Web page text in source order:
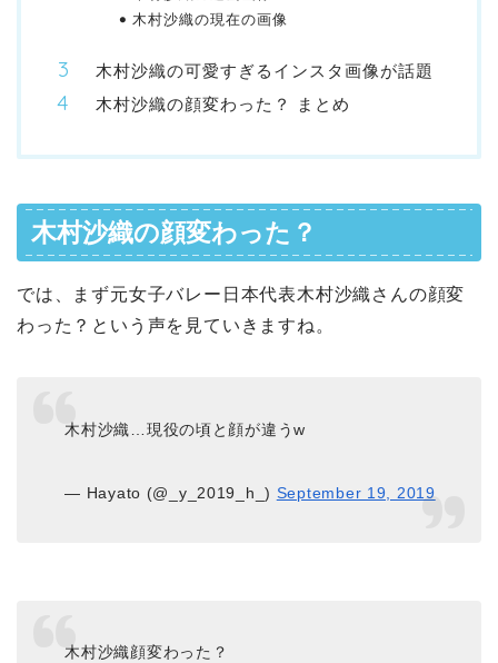
木村沙織の現在の画像
木村沙織の可愛すぎるインスタ画像が話題
木村沙織の顔変わった？ まとめ
木村沙織の顔変わった？
では、まず元女子バレー日本代表木村沙織さんの顔変
わった？という声を見ていきますね。
木村沙織…現役の頃と顔が違うw
— Hayato (@_y_2019_h_) September 19, 2019
木村沙織顔変わった？